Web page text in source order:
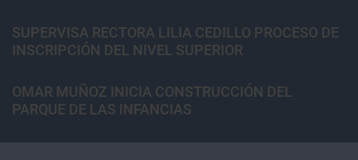
SUPERVISA RECTORA LILIA CEDILLO PROCESO DE
INSCRIPCIÓN DEL NIVEL SUPERIOR
OMAR MUÑOZ INICIA CONSTRUCCIÓN DEL
PARQUE DE LAS INFANCIAS